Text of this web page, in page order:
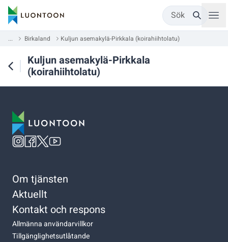
Sök
... Birkaland Kuljun asemakylä-Pirkkala (koirahiihtolatu)
Kuljun asemakylä-Pirkkala
(koirahiihtolatu)
Om tjänsten
Aktuellt
Kontakt och respons
Allmänna användarvillkor
Tillgänglighetsutlåtande